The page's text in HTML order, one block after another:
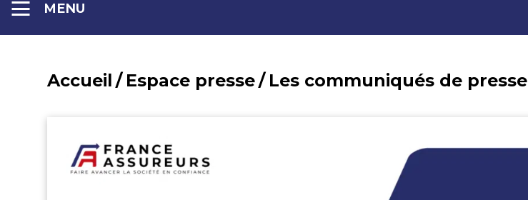
MENU
Accueil / Espace presse/ Les communiqués de presse